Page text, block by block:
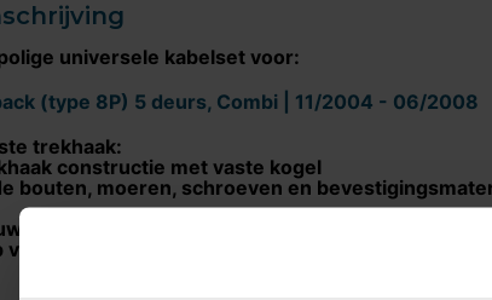
universele kabelset voor:
(type 8P) 5 deurs, Combi | 11/2004 - 06/2008
trekhaak:
constructie met vaste kogel
bouten, moeren, schroeven en
de kogelkop